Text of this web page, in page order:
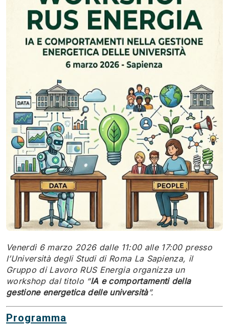
Venerdì 6 marzo 2026 dalle 11:00 alle 17:00 presso
l’Università degli Studi di Roma La Sapienza, il
Gruppo di Lavoro RUS Energia organizza un
workshop dal titolo “IA e comportamenti della
gestione energetica delle università”.
Programma